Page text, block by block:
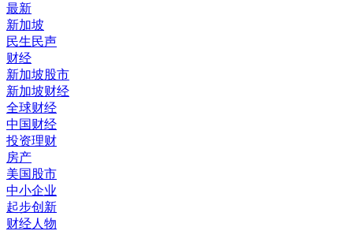
最新
新加坡
民生民声
财经
新加坡股市
新加坡财经
全球财经
中国财经
投资理财
房产
美国股市
中小企业
起步创新
财经人物